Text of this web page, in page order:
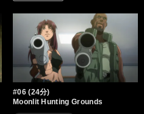
#06 (24分)
Moonlit Hunting Grounds